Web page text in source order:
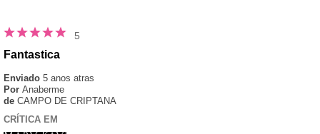
5
Fantastica
Enviado 5 anos atras
Por Anaberme
de CAMPO DE CRIPTANA
CRÍTICA EM